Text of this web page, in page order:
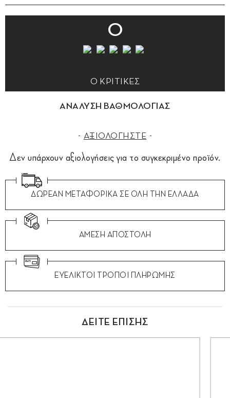
0
0 ΚΡΙΤΙΚΕΣ
ΑΝΑΛΥΣΗ ΒΑΘΜΟΛΟΓΙΑΣ
ΑΞΙΟΛΟΓΗΣΤΕ
Δεν υπάρχουν αξιολογήσεις για το συγκεκριμένο προϊόν.
ΔΩΡΕΑΝ ΜΕΤΑΦΟΡΙΚΑ ΣΕ ΟΛΗ ΤΗΝ ΕΛΛΑΔΑ
ΑΜΕΣΗ ΑΠΟΣΤΟΛΗ
ΕΥΕΛΙΚΤΟΙ ΤΡΟΠΟΙ ΠΛΗΡΩΜΗΣ
ΔΕΙΤΕ ΕΠΙΣΗΣ